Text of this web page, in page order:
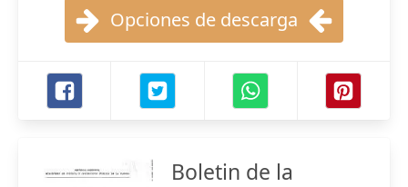
Opciones de descarga
Boletin de la